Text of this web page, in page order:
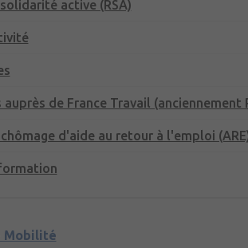
active (RSA)
auprès de France Travail (anciennement
d'aide au retour à l'emploi
Mobilité